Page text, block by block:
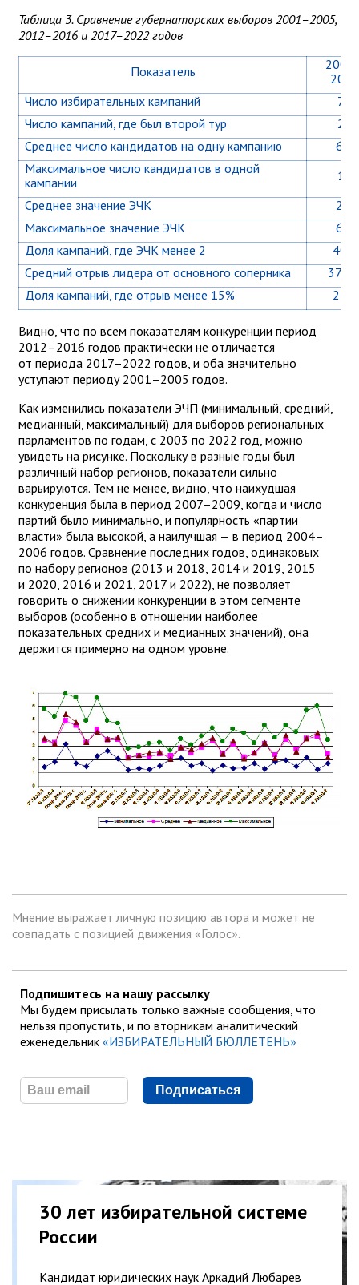
Таблица 3. Сравнение губернаторских выборов 2001–2005,
2012–2016 и 2017–2022 годов
Показатель
2005
Число избирательных кампаний
75
Число кампаний, где был второй тур
29
Среднее число кандидатов на одну кампанию
6,8
Максимальное число кандидатов в одной
кампании
15
Среднее значение ЭЧК
2,5
Максимальное значение ЭЧК
6,4
Доля кампаний, где ЭЧК менее 2
40%
Средний отрыв лидера от основного соперника
Доля кампаний, где отрыв менее 15%
24%
Видно, что по всем показателям конкуренции период
2012–2016 годов практически не отличается
от периода 2017–2022 годов, и оба значительно
уступают периоду 2001–2005 годов.
Как изменились показатели ЭЧП (минимальный, средний,
медианный, максимальный) для выборов региональных
парламентов по годам, с 2003 по 2022 год, можно
увидеть на рисунке. Поскольку в разные годы был
различный набор регионов, показатели сильно
варьируются. Тем не менее, видно, что наихудшая
конкуренция была в период 2007–2009, когда и число
партий было минимально, и популярность «партии
власти» была высокой, а наилучшая — в период 2004–
2006 годов. Сравнение последних годов, одинаковых
по набору регионов (2013 и 2018, 2014 и 2019, 2015
и 2020, 2016 и 2021, 2017 и 2022), не позволяет
говорить о снижении конкуренции в этом сегменте
выборов (особенно в отношении наиболее
показательных средних и медианных значений), она
держится примерно на одном уровне.
Мнение выражает личную позицию автора и может не
совпадать с позицией движения «Голос».
Подпишитесь на нашу рассылку
Мы будем присылать только важные сообщения, что
нельзя пропустить, и по вторникам аналитический
еженедельник «ИЗБИРАТЕЛЬНЫЙ БЮЛЛЕТЕНЬ»
Подписаться
30 лет избирательной системе
России
Кандидат юридических наук Аркадий Любарев